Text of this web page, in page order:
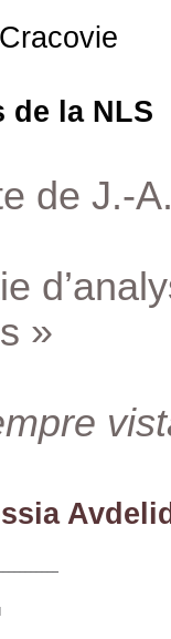
de la NLS
de J.-
»